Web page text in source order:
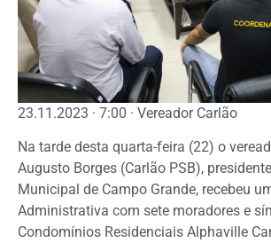
23.11.2023 · 7:00 · Vereador Carlão
Na tarde desta quarta-feira (22) o
Augusto Borges (Carlão PSB),
Municipal de Campo Grande, recebeu
Administrativa com sete moradores e
Condomínios Residenciais Alphaville